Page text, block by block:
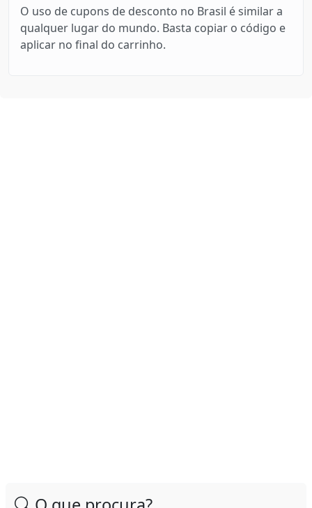
O uso de cupons de desconto no Brasil é similar a
qualquer lugar do mundo. Basta copiar o código e
aplicar no final do carrinho.